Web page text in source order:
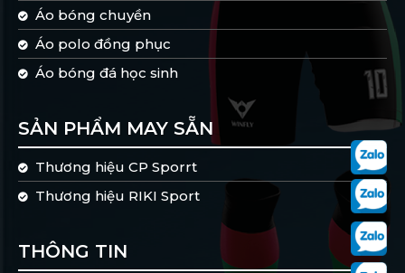
Áo bóng chuyền
Áo polo đồng phục
Áo bóng đá học sinh
SẢN PHẨM MAY SẴN
Thương hiệu CP Sporrt
Thương hiệu RIKI Sport
THÔNG TIN